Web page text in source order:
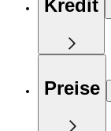
Kredit
Preise